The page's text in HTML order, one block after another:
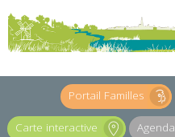
Portail Familles
Carte interactive Agenda